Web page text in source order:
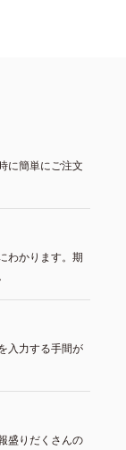
に簡単にご注文
わかります。期
入力する手間が
盛りだくさんの